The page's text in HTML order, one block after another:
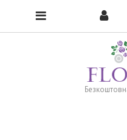
To open the menu, click here →